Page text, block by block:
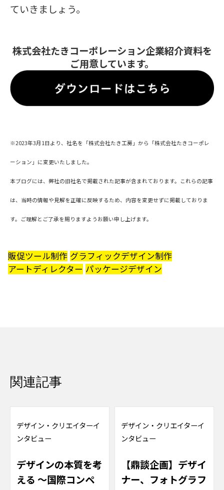
ていきましょう。
株式会社たきコーポレーション企業紹介資料を
ご用意しています。
※2023年3月1日より、社名を「株式会社たき工房」から「株式会社たきコーポレ
ーション」に変更いたしました。
本ブログには、弊社の旧社名で掲載された記事が含まれております。これらの記事
は、当時の情報や見解を正確に反映するため、内容を変更せずに掲載しておりま
す。ご理解とご了承を賜りますようお願い申し上げます。
販促ツール制作 グラフィックデザイン制作
アートディレクター パッケージデザイン
関連記事
デザイン ・ クリエイターイ
ンタビュー
デザインの本質を考
える ～国際コンペ
デザイン ・ クリエイターイ
ンタビュー
【鼎談企画】デザイ
ナー、フォトグラフ